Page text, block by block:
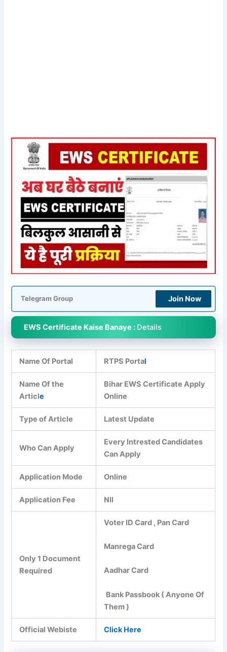
Telegram Group Join Now
EWS Certificate Kaise Banaye : Details
Name Of Portal RTPS Portal
Name Of the
Article
Bihar EWS Certificate Apply
Online
Type of Article Latest Update
Who Can Apply
Every Intrested Candidates
Can Apply
Application Mode Online
Application Fee NIl
Only 1 Document
Required
Voter ID Card , Pan Card
Manrega Card
Aadhar Card
Bank Passbook ( Anyone Of
Them )
Official Webiste Click Here